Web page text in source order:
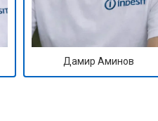
Дамир Аминов